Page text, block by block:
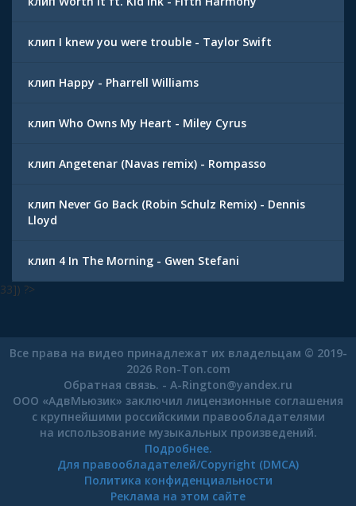
клип I knew you were trouble - Taylor Swift
клип Happy - Pharrell Williams
клип Who Owns My Heart - Miley Cyrus
клип Angetenar (Navas remix) - Rompasso
клип Never Go Back (Robin Schulz Remix) - Dennis
Lloyd
клип 4 In The Morning - Gwen Stefani
33]) ?>
Все права на видео принадлежат их владельцам © 2019-
2026 Ron-Ton.com
Обратная связь. - A-Rington@yandex.ru
ООО «АдвМьюзик» заключил лицензионные соглашения
с крупнейшими российскими правообладателями
на использование музыкальных произведений.
Подробнее.
Для правообладателей/Copyright (DMCA)
Политика конфиденциальности
Реклама на этом сайте